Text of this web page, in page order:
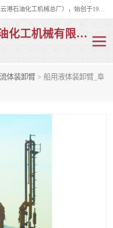
连云港华德石油化工机械有限公司（原连云港石油化工机械总厂），始创于1982年，是从事码头船用流体装卸臂、陆用流体装卸臂（鹤管）、活动梯、钢构平台、定量装车系统等全系列流体装卸设备的设计、制造、销售以及服务的专业供应商。
连云港华德石油化工机械有限公司
体装卸臂 > 船用液体装卸臂_阜
液氯鹤管
活动梯
卸车鹤管
输油臂
火车鹤管